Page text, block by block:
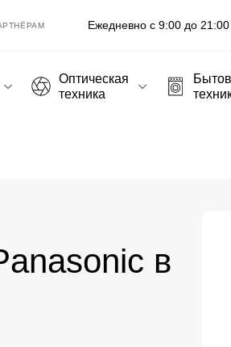
Ежедневно с 9:00 до 21:00
Оптическая
техника
в